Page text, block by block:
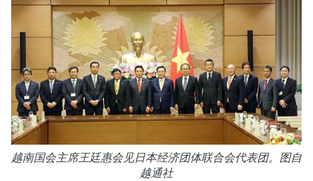
越南国会主席王廷惠会见日本经济团体联合会代表团。图自
越通社